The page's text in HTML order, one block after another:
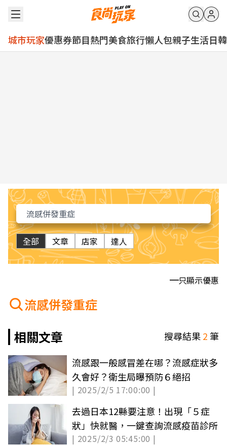
城市玩家優惠券節目熱門美食旅行懶人包親子生活日韓
全部 文章 店家 達人
只顯示優惠
流感併發重症
相關文章
搜尋結果2筆
流感跟一般感冒差在哪？流感症狀多
久會好？衛生局曝預防６絕招
| 2025/2/5 17:00:00 |
去過日本12縣要注意！出現「５症
狀」快就醫，一鍵查詢流感疫苗診所
| 2025/2/3 05:45:00 |